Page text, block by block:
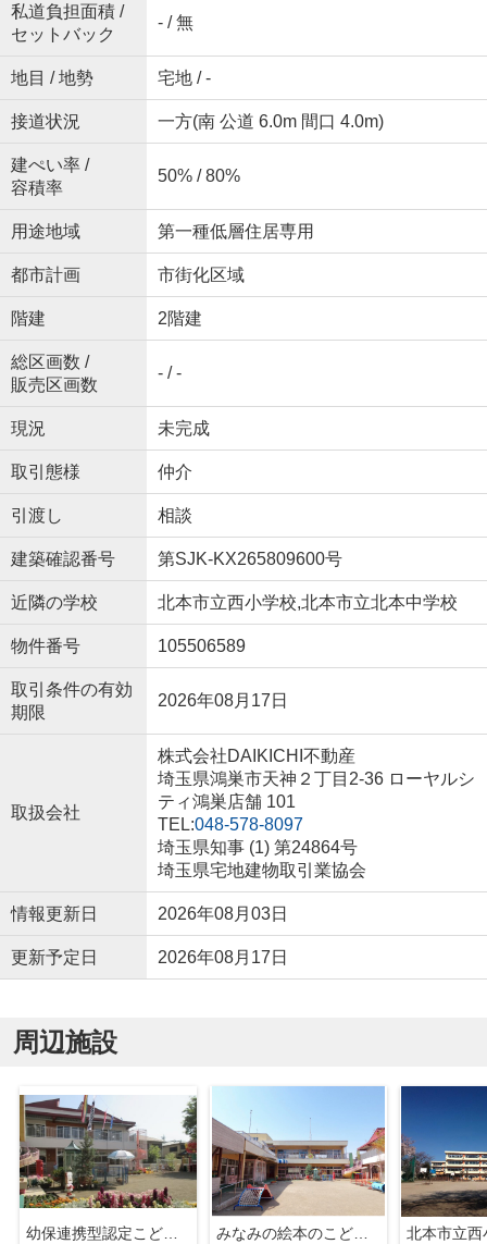
私道負担面積 /
セットバック
- / 無
地目 / 地勢 宅地 / -
接道状況 一方(南 公道 6.0m 間口 4.0m)
建ぺい率 /
容積率
50% / 80%
用途地域 第一種低層住居専用
都市計画 市街化区域
階建 2階建
総区画数 /
販売区画数
- / -
現況 未完成
取引態様 仲介
引渡し 相談
建築確認番号 第SJK-KX265809600号
近隣の学校 北本市立西小学校,北本市立北本中学校
物件番号 105506589
取引条件の有効
期限
2026年08月17日
取扱会社
株式会社DAIKICHI不動産
埼玉県鴻巣市天神２丁目2-36 ローヤルシ
ティ鴻巣店舗 101
TEL:048-578-8097
埼玉県知事 (1) 第24864号
埼玉県宅地建物取引業協会
情報更新日 2026年08月03日
更新予定日 2026年08月17日
周辺施設
幼保連携型認定こども園みなみ絵本のこども園
みなみの絵本のこども園
北本市立西